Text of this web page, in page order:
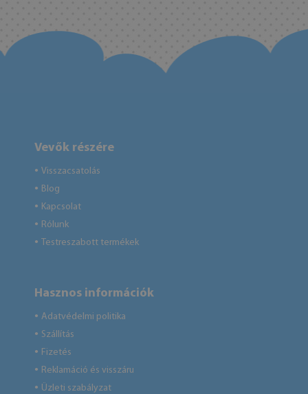
Vevők részére
● Visszacsatolás
● Blog
● Kapcsolat
● Rólunk
● Testreszabott termékek
Hasznos információk
● Adatvédelmi politika
● Szállítás
● Fizetés
● Reklamáció és visszáru
● Üzleti szabályzat